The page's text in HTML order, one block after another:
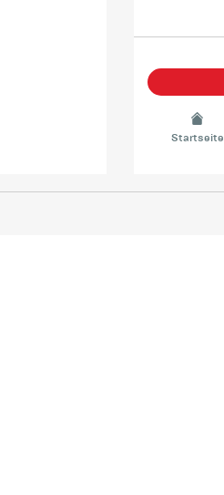
Startseite